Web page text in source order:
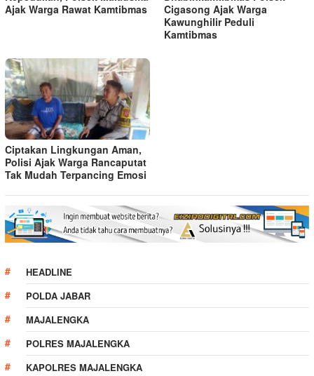
Ajak Warga Rawat Kamtibmas
Cigasong Ajak Warga
Kawunghilir Peduli
Kamtibmas
Ciptakan Lingkungan Aman,
Polisi Ajak Warga Rancaputat
Tak Mudah Terpancing Emosi
HEADLINE
POLDA JABAR
MAJALENGKA
POLRES MAJALENGKA
KAPOLRES MAJALENGKA